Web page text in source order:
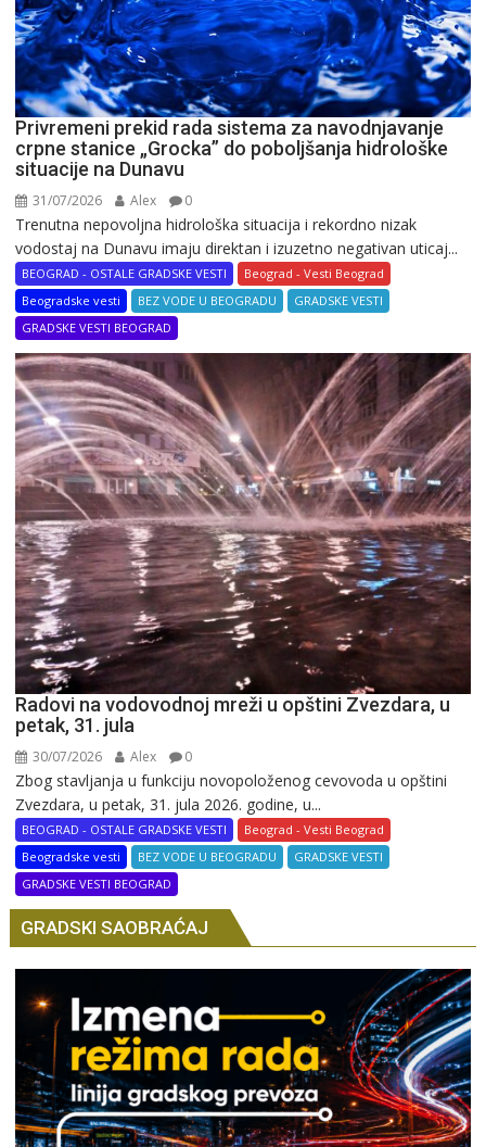
Privremeni prekid rada sistema za navodnjavanje
crpne stanice „Grocka” do poboljšanja hidrološke
situacije na Dunavu
31/07/2026 Alex 0
Trenutna nepovoljna hidrološka situacija i rekordno nizak
vodostaj na Dunavu imaju direktan i izuzetno negativan uticaj...
BEOGRAD - OSTALE GRADSKE VESTI
Beograd - Vesti Beograd
Beogradske vesti
BEZ VODE U BEOGRADU
GRADSKE VESTI
GRADSKE VESTI BEOGRAD
Radovi na vodovodnoj mreži u opštini Zvezdara, u
petak, 31. jula
30/07/2026 Alex 0
Zbog stavljanja u funkciju novopoloženog cevovoda u opštini
Zvezdara, u petak, 31. jula 2026. godine, u...
BEOGRAD - OSTALE GRADSKE VESTI
Beograd - Vesti Beograd
Beogradske vesti
BEZ VODE U BEOGRADU
GRADSKE VESTI
GRADSKE VESTI BEOGRAD
GRADSKI SAOBRAĆAJ